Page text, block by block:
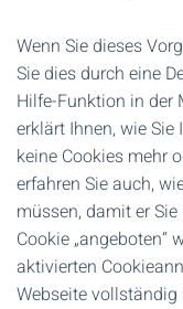
Wenn Sie dieses
Sie dies durch eine
Hilfe-Funktion in der
erklärt Ihnen, wie
keine Cookies mehr
erfahren Sie auch,
müssen, damit er
Cookie „angeboten“
aktivierten
Webseite